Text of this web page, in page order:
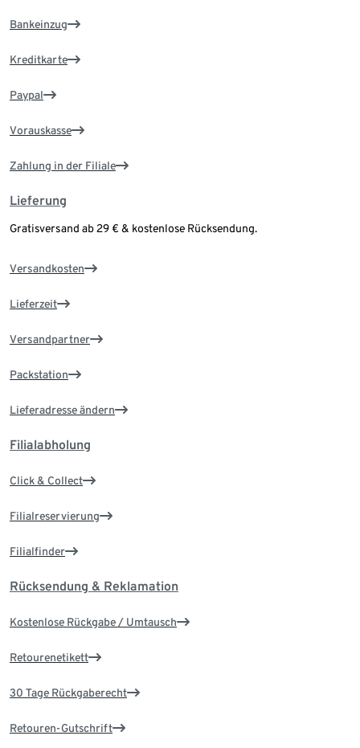
Bankeinzug
Kreditkarte
Paypal
Vorauskasse
Zahlung in der Filiale
Lieferung
Gratisversand ab 29 € & kostenlose Rücksendung.
Versandkosten
Lieferzeit
Versandpartner
Packstation
Lieferadresse ändern
Filialabholung
Click & Collect
Filialreservierung
Filialfinder
Rücksendung & Reklamation
Kostenlose Rückgabe / Umtausch
Retourenetikett
30 Tage Rückgaberecht
Retouren-Gutschrift